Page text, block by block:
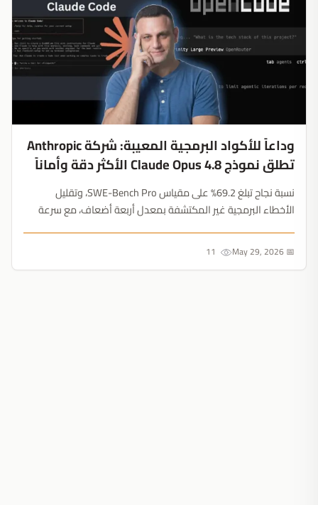
وداعاً للأكواد البرمجية المعيبة: شركة Anthropic
تطلق نموذج Claude Opus 4.8 الأكثر دقة وأماناً
نسبة نجاح تبلغ 69.2% على مقياس SWE-Bench Pro، وتقليل
الأخطاء البرمجية غير المكتشفة بمعدل أربعة أضعاف، مع سرعة
📅 May 29, 2026